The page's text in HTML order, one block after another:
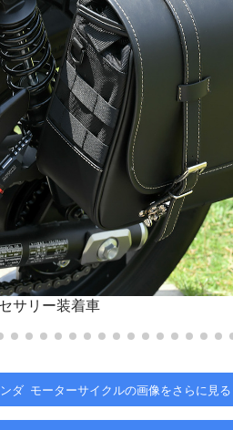
サリー装着車
ダ モーターサイクルの画像をさらに見る